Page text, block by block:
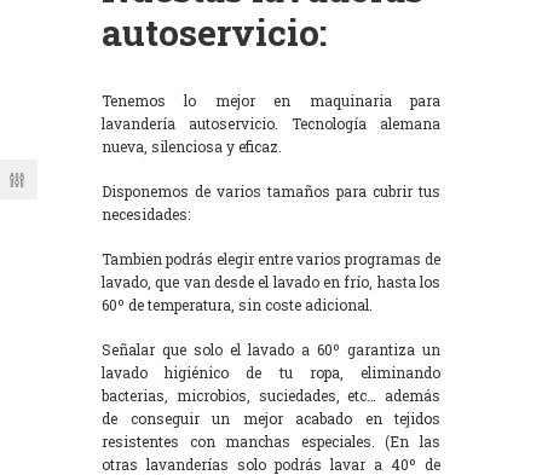
autoservicio:
Tenemos lo mejor en maquinaria para
lavandería autoservicio. Tecnología alemana
nueva, silenciosa y eficaz.
Disponemos de varios tamaños para cubrir tus
necesidades:
Tambien podrás elegir entre varios programas de
lavado, que van desde el lavado en frío, hasta los
60º de temperatura, sin coste adicional.
Señalar que solo el lavado a 60º garantiza un
lavado higiénico de tu ropa, eliminando
bacterias, microbios, suciedades, etc… además
de conseguir un mejor acabado en tejidos
resistentes con manchas especiales. (En las
otras lavanderías solo podrás lavar a 40º de